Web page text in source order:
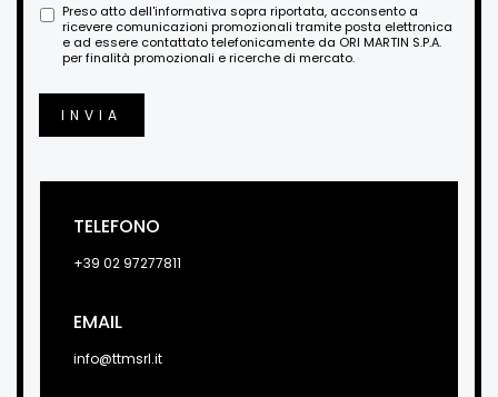
Preso atto dell'informativa sopra riportata, acconsento a
ricevere comunicazioni promozionali tramite posta elettronica
e ad essere contattato telefonicamente da ORI MARTIN S.P.A.
per finalità promozionali e ricerche di mercato.
INVIA
TELEFONO
+39 02 97277811
EMAIL
info@ttmsrl.it